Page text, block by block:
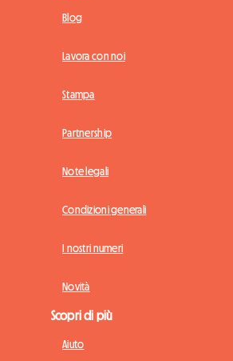
Blog
Lavora con noi
Stampa
Partnership
Note legali
Condizioni generali
I nostri numeri
Novità
Scopri di più
Aiuto